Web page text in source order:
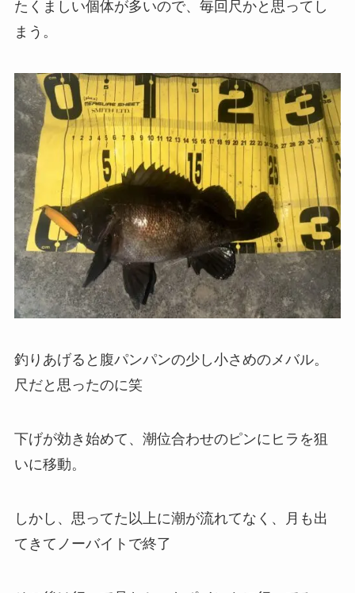
たくましい個体が多いので、毎回尺かと思ってし
まう。
釣りあげると腹パンパンの少し小さめのメバル。
尺だと思ったのに笑
下げが効き始めて、潮位合わせのピンにヒラを狙
いに移動。
しかし、思ってた以上に潮が流れてなく、月も出
てきてノーバイトで終了